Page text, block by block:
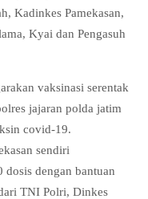
Kadinkes Pamekasan,
Kyai dan Pengasuh
vaksinasi serentak
jajaran polda jatim
covid-19.
sendiri
dosis dengan bantuan
TNI Polri, Dinkes